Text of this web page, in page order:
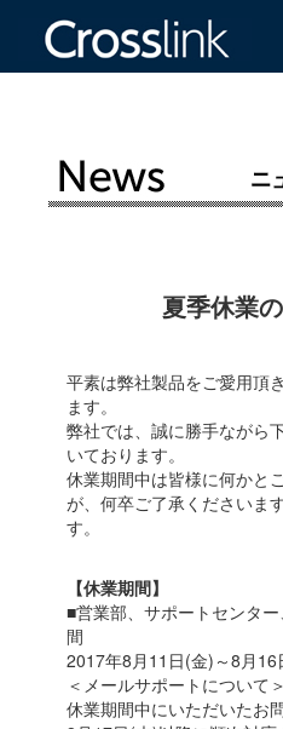
夏季休業
平素は弊社製品をご愛用頂
ます。
弊社では、誠に勝手ながら
いております。
休業期間中は皆様に何かと
が、何卒ご了承くださいま
す。
【休業期間】
■営業部、サポートセンタ
間
2017年8月11日(金)～8月16
＜メールサポートについて＞
休業期間中にいただいたお